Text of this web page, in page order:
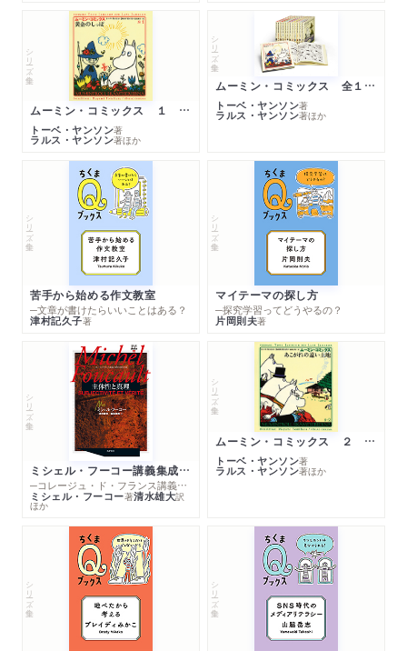
シリーズ・全集
ムーミン・コミックス １ 黄金のしっぽ
トーベ・ヤンソン著
ラルス・ヤンソン著ほか
シリーズ・全集
ムーミン・コミックス 全１４巻セット
トーベ・ヤンソン著
ラルス・ヤンソン著ほか
シリーズ・全集
苦手から始める作文教室
─文章が書けたらいいことはある？
津村記久子著
シリーズ・全集
マイテーマの探し方
─探究学習ってどうやるの？
片岡則夫著
シリーズ・全集
ミシェル・フーコー講義集成１０ 主体性と真理
─コレージュ・ド・フランス講義１９８０－１９８１年度
ミシェル・フーコー著清水雄大訳
ほか
シリーズ・全集
ムーミン・コミックス ２ あこがれの遠い土地
トーベ・ヤンソン著
ラルス・ヤンソン著ほか
シリーズ・全集 シリーズ・全集